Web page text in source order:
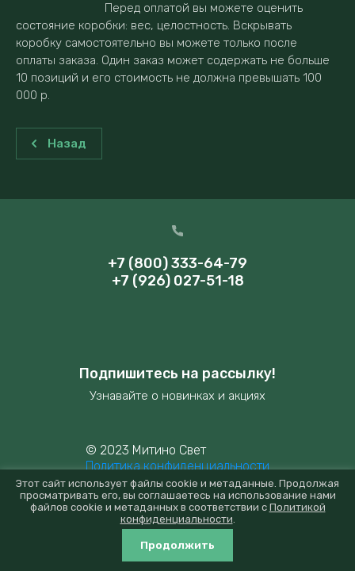
Перед оплатой вы можете оценить
состояние коробки: вес, целостность. Вскрывать
коробку самостоятельно вы можете только после
оплаты заказа. Один заказ может содержать не больше
10 позиций и его стоимость не должна превышать 100
000 р.
Назад
0
© 2023 Митино Свет
Политика конфиденциальности
+7 (800) 333-64-79
+7 (926) 027-51-18
Подпишитесь на рассылку!
Узнавайте о новинках и акциях
mitino-svet.ru —создание интернет-магазина
студия Мегагрупп
Этот сайт использует файлы cookie и метаданные. Продолжая
просматривать его, вы соглашаетесь на использование нами
файлов cookie и метаданных в соответствии с Политикой
конфиденциальности.
Продолжить